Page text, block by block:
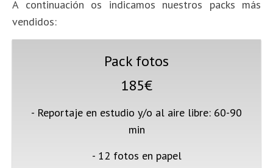
A continuación os indicamos nuestros packs más
vendidos:
Pack fotos
185€
- Reportaje en estudio y/o al aire libre: 60-90
min
- 12 fotos en papel